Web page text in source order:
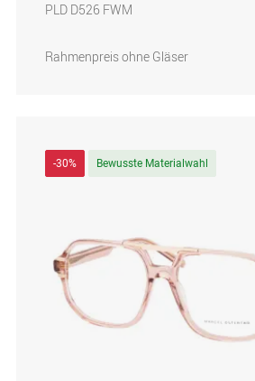
PLD D526 FWM
Rahmenpreis ohne Gläser
-30% Bewusste Materialwahl